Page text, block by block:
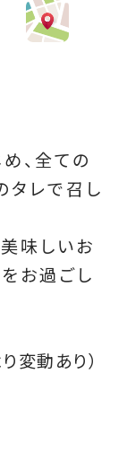
、全ての
タレで召し
味しいお
お過ごし
変動あり）